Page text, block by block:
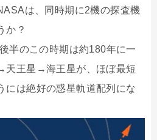
は、同時期に2機の探査機
か？
半のこの時期は約180年に一
王星→海王星が、ほぼ最短
には絶好の惑星軌道配列にな